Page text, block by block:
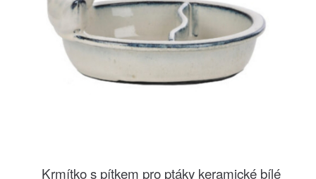
Krmítko s pítkem pro ptáky keramické bílé